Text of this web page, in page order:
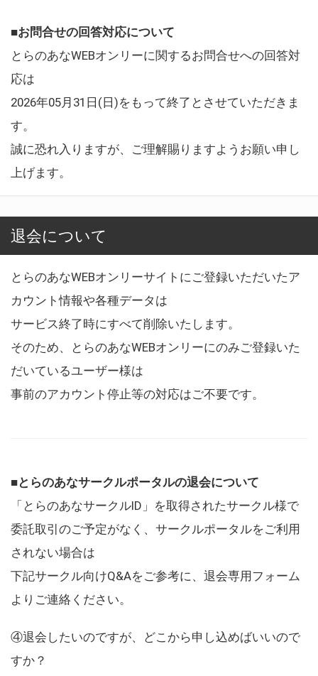
■お問合せの回答対応について
とらのあなWEBオンリーに関するお問合せへの回答対
応は
2026年05月31日(日)をもって終了とさせていただきま
す。
誠に恐れ入りますが、ご理解賜りますようお願い申し
上げます。
退会について
とらのあなWEBオンリーサイトにご登録いただいたア
カウント情報や各種データは
サービス終了時にすべて削除いたします。
そのため、とらのあなWEBオンリーにのみご登録いた
だいているユーザー様は
事前のアカウント停止等の対応はご不要です。
■とらのあなサークルポータルの退会について
「とらのあなサークルID」を取得されたサークル様で
委託取引のご予定がなく、サークルポータルをご利用
されない場合は
下記サークル向けQ&Aをご参考に、退会専用フォーム
よりご連絡ください。
④退会したいのですが、どこから申し込めばいいので
すか？